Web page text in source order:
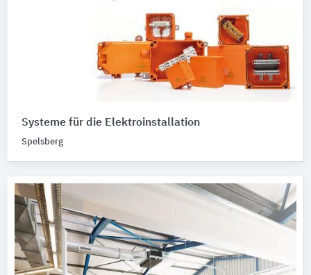
Systeme für die Elektroinstallation
Spelsberg